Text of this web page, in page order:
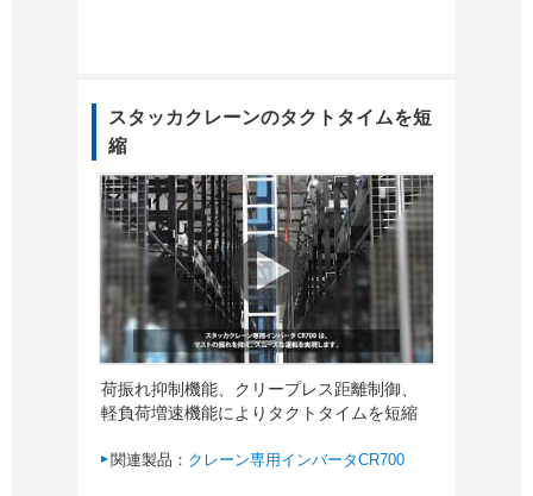
スタッカクレーンのタクトタイムを短
縮
荷振れ抑制機能、クリープレス距離制御、
軽負荷増速機能によりタクトタイムを短縮
関連製品： クレーン専用インバータCR700